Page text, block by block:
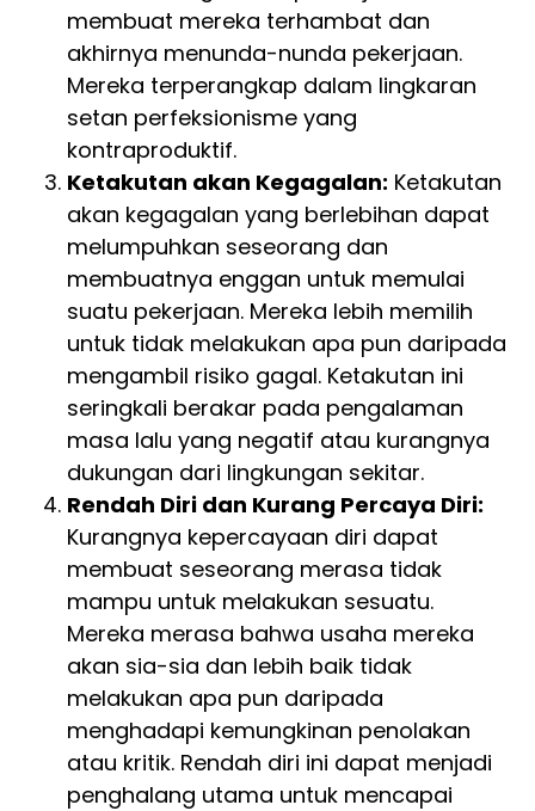
membuat mereka terhambat dan
akhirnya menunda-nunda pekerjaan.
Mereka terperangkap dalam lingkaran
setan perfeksionisme yang
kontraproduktif.
Ketakutan akan Kegagalan: Ketakutan
akan kegagalan yang berlebihan dapat
melumpuhkan seseorang dan
membuatnya enggan untuk memulai
suatu pekerjaan. Mereka lebih memilih
untuk tidak melakukan apa pun daripada
mengambil risiko gagal. Ketakutan ini
seringkali berakar pada pengalaman
masa lalu yang negatif atau kurangnya
dukungan dari lingkungan sekitar.
Rendah Diri dan Kurang Percaya Diri:
Kurangnya kepercayaan diri dapat
membuat seseorang merasa tidak
mampu untuk melakukan sesuatu.
Mereka merasa bahwa usaha mereka
akan sia-sia dan lebih baik tidak
melakukan apa pun daripada
menghadapi kemungkinan penolakan
atau kritik. Rendah diri ini dapat menjadi
penghalang utama untuk mencapai